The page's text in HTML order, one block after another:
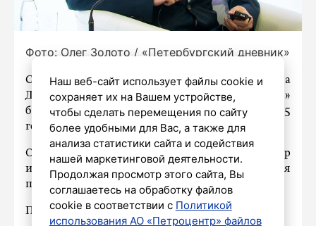
Фото: Олег Золото / «Петербургский дневник»
Съемки фильма по роману Федора
Достоевского «Преступление и наказание»
будут вестись в Краснодарском крае летом 2025
года.
Об этом «Российской газете»
сообщил режиссер
и писатель Эмир Кустурица во время
презентации своей книги «Мятежный ангел».
По его словам, фильм будет черной комедией.
Наш веб-сайт использует файлы cookie и
сохраняет их на Вашем устройстве,
чтобы сделать перемещения по сайту
более удобными для Вас, а также для
анализа статистики сайта и содействия
нашей маркетинговой деятельности.
Продолжая просмотр этого сайта, Вы
соглашаетесь на обработку файлов
cookie в соответствии с Политикой
использования АО «Петроцентр» файлов